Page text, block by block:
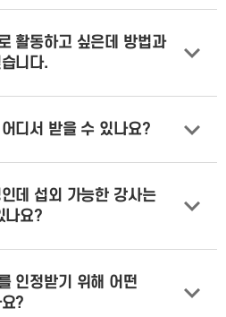
활동하고 싶은데 방법과
니다.
디서 받을 수 있나요?
데 섭외 가능한 강사는
나요?
인정받기 위해 어떤
?